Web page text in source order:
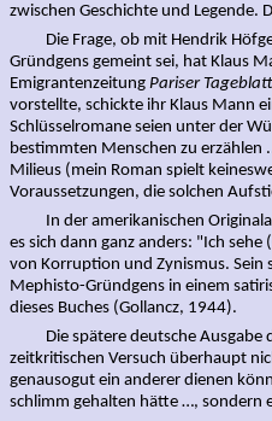
zwischen Geschichte und Legende.
Die Frage, ob mit Hendrik
Gründgens gemeint sei, hat Klaus
Emigrantenzeitung Pariser Tageblatt
vorstellte, schickte ihr Klaus Mann
Schlüsselromane seien unter der
bestimmten Menschen zu erzählen
Milieus (mein Roman spielt
Voraussetzungen, die solchen
In der amerikanischen
es sich dann ganz anders: "Ich sehe
von Korruption und Zynismus. Sein
Mephisto-Gründgens in einem
dieses Buches (Gollancz, 1944).
Die spätere deutsche Ausgabe
zeitkritischen Versuch überhaupt
genausogut ein anderer dienen
schlimm gehalten hätte …, sondern